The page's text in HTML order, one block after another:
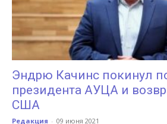
Эндрю Качинс покинул
президента АУЦА и
США
Редакция - 09 июня 2021